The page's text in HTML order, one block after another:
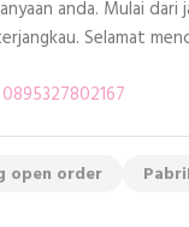
anda. Mulai
Selamat
open order